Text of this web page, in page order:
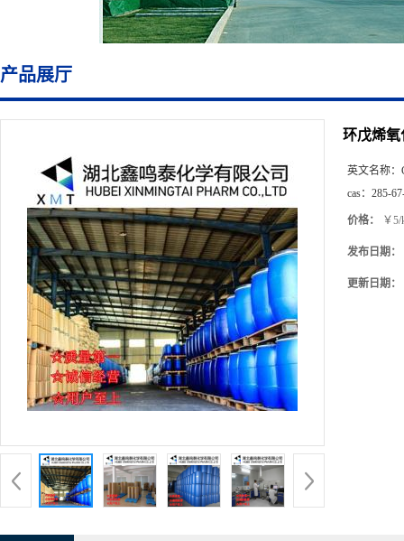
产品展厅
环戊烯氧
英文名称：
cas： 285-
价格： ￥5/
发布日期：
更新日期：